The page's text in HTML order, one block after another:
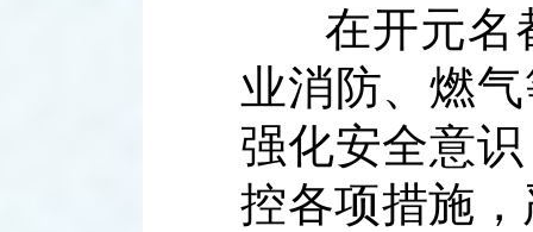
在开元名
业消防、燃
强化安全意
控各项措施